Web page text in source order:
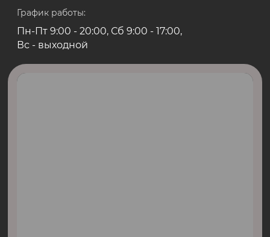
График работы:
Пн-Пт 9:00 - 20:00, Сб 9:00 - 17:00,
Вс - выходной